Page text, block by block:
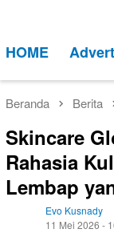
kontenMobile
HOME
Beranda Berita
Skincare
Rahasia
Lembap
Evo Kusnady
11 Mei 2026 -